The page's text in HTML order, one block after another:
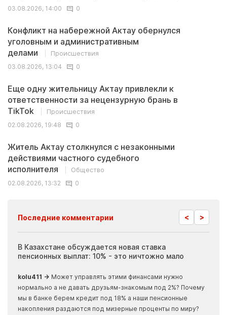
03.08.2026, 14:00
0
Конфликт на набережной Актау обернулся
уголовным и административным
делами
Происшествия
03.08.2026, 13:04
0
Еще одну жительницу Актау привлекли к
ответственности за нецензурную брань в
TikTok
Происшествия
02.08.2026, 19:48
0
Житель Актау столкнулся с незаконными
действиями частного судебного
исполнителя
Общество
02.08.2026, 13:32
0
Последние комментарии < >
В Казахстане обсуждается новая ставка
пенсионных выплат: 10% - это ничтожно мало
kolu411 → Может управлять этими финансами нужно
нормально а не давать друзьям-знакомым под 2%? Почему
мы в банке берем кредит под 18% а наши пенсионные
накопления раздаются под мизерные проценты по миру?